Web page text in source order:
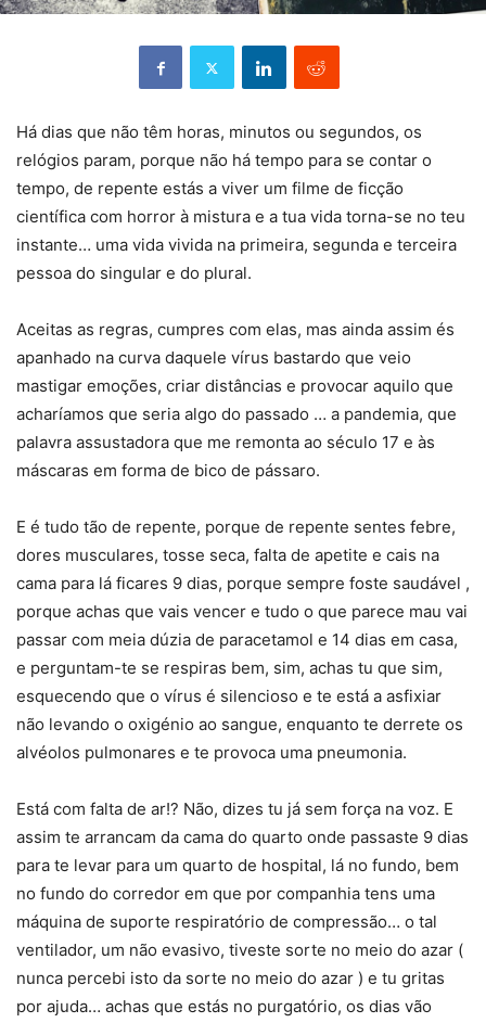
Há dias que não têm horas, minutos ou segundos, os
relógios param, porque não há tempo para se contar o
tempo, de repente estás a viver um filme de ficção
científica com horror à mistura e a tua vida torna-se no teu
instante… uma vida vivida na primeira, segunda e terceira
pessoa do singular e do plural.
Aceitas as regras, cumpres com elas, mas ainda assim és
apanhado na curva daquele vírus bastardo que veio
mastigar emoções, criar distâncias e provocar aquilo que
acharíamos que seria algo do passado … a pandemia, que
palavra assustadora que me remonta ao século 17 e às
máscaras em forma de bico de pássaro.
E é tudo tão de repente, porque de repente sentes febre,
dores musculares, tosse seca, falta de apetite e cais na
cama para lá ficares 9 dias, porque sempre foste saudável ,
porque achas que vais vencer e tudo o que parece mau vai
passar com meia dúzia de paracetamol e 14 dias em casa,
e perguntam-te se respiras bem, sim, achas tu que sim,
esquecendo que o vírus é silencioso e te está a asfixiar
não levando o oxigénio ao sangue, enquanto te derrete os
alvéolos pulmonares e te provoca uma pneumonia.
Está com falta de ar!? Não, dizes tu já sem força na voz. E
assim te arrancam da cama do quarto onde passaste 9 dias
para te levar para um quarto de hospital, lá no fundo, bem
no fundo do corredor em que por companhia tens uma
máquina de suporte respiratório de compressão… o tal
ventilador, um não evasivo, tiveste sorte no meio do azar (
nunca percebi isto da sorte no meio do azar ) e tu gritas
por ajuda… achas que estás no purgatório, os dias vão